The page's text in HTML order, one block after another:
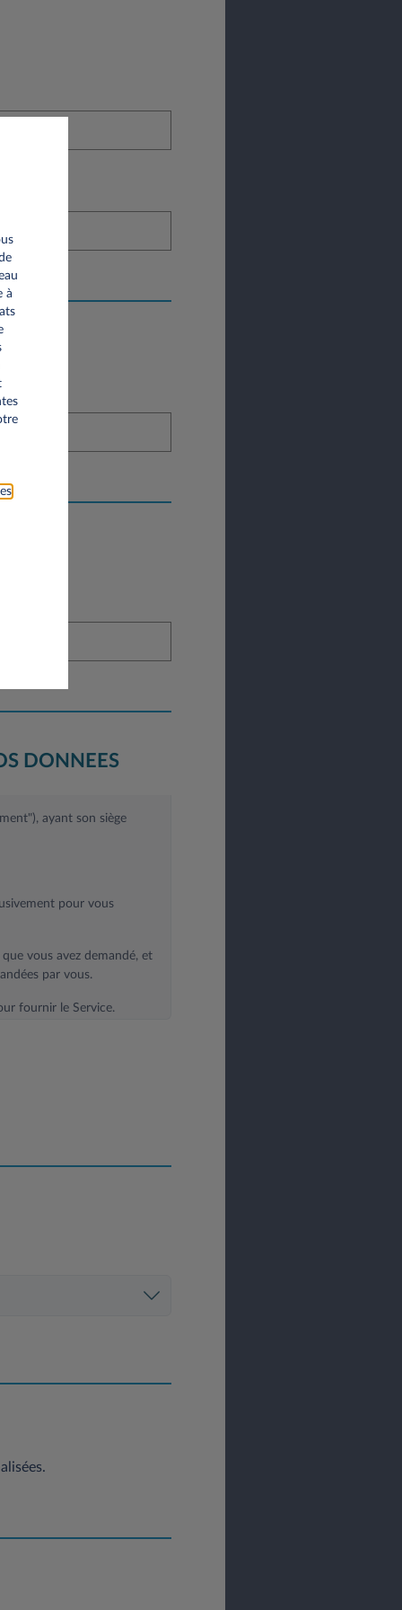
DONNEES
ayant son siège
pour vous
vous avez demandé, et
par vous.
fournir le Service.
interactives sur
activités décrites ci-
fins visées au présent
rendues anonymes ou
aspects personnels,
analyse précédente.
fins visées au présent
à